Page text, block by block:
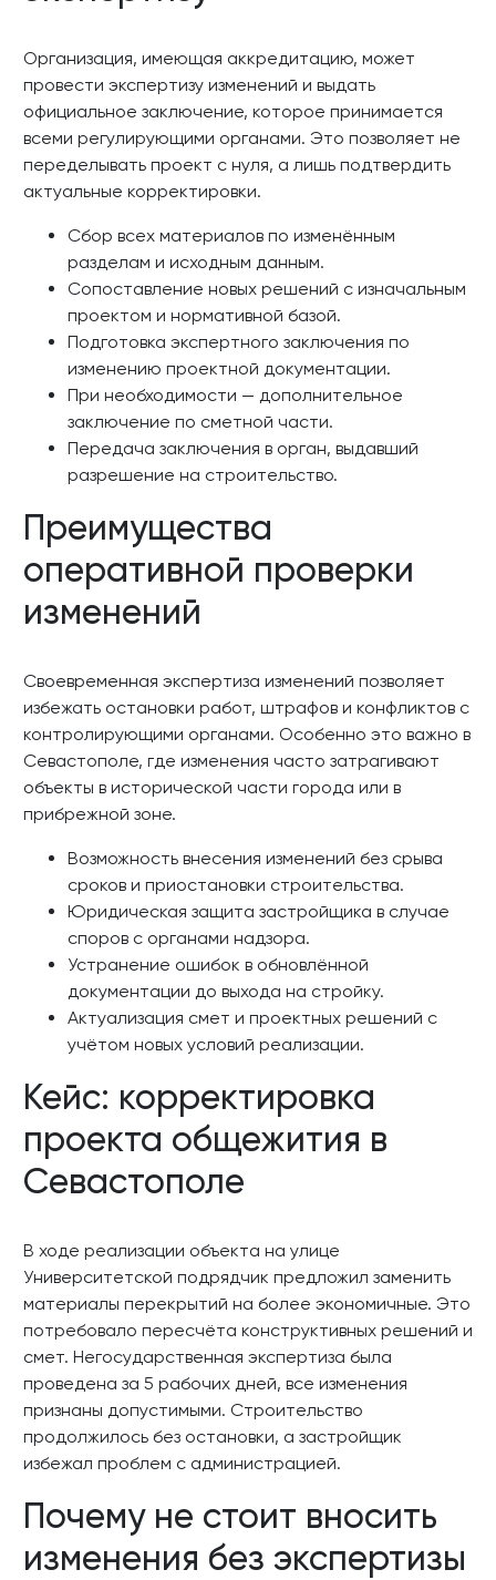
Организация, имеющая аккредитацию, может
провести экспертизу изменений и выдать
официальное заключение, которое принимается
всеми регулирующими органами. Это позволяет не
переделывать проект с нуля, а лишь подтвердить
актуальные корректировки.
Сбор всех материалов по изменённым
разделам и исходным данным.
Сопоставление новых решений с изначальным
проектом и нормативной базой.
Подготовка экспертного заключения по
изменению проектной документации.
При необходимости — дополнительное
заключение по сметной части.
Передача заключения в орган, выдавший
разрешение на строительство.
Преимущества
оперативной проверки
изменений
Своевременная экспертиза изменений позволяет
избежать остановки работ, штрафов и конфликтов с
контролирующими органами. Особенно это важно в
Севастополе, где изменения часто затрагивают
объекты в исторической части города или в
прибрежной зоне.
Возможность внесения изменений без срыва
сроков и приостановки строительства.
Юридическая защита застройщика в случае
споров с органами надзора.
Устранение ошибок в обновлённой
документации до выхода на стройку.
Актуализация смет и проектных решений с
учётом новых условий реализации.
Кейс: корректировка
проекта общежития в
Севастополе
В ходе реализации объекта на улице
Университетской подрядчик предложил заменить
материалы перекрытий на более экономичные. Это
потребовало пересчёта конструктивных решений и
смет. Негосударственная экспертиза была
проведена за 5 рабочих дней, все изменения
признаны допустимыми. Строительство
продолжилось без остановки, а застройщик
избежал проблем с администрацией.
Почему не стоит вносить
изменения без экспертизы